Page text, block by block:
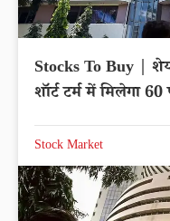
Stocks To Buy |
शॉर्ट टर्म में मिलेगा
Stock Market